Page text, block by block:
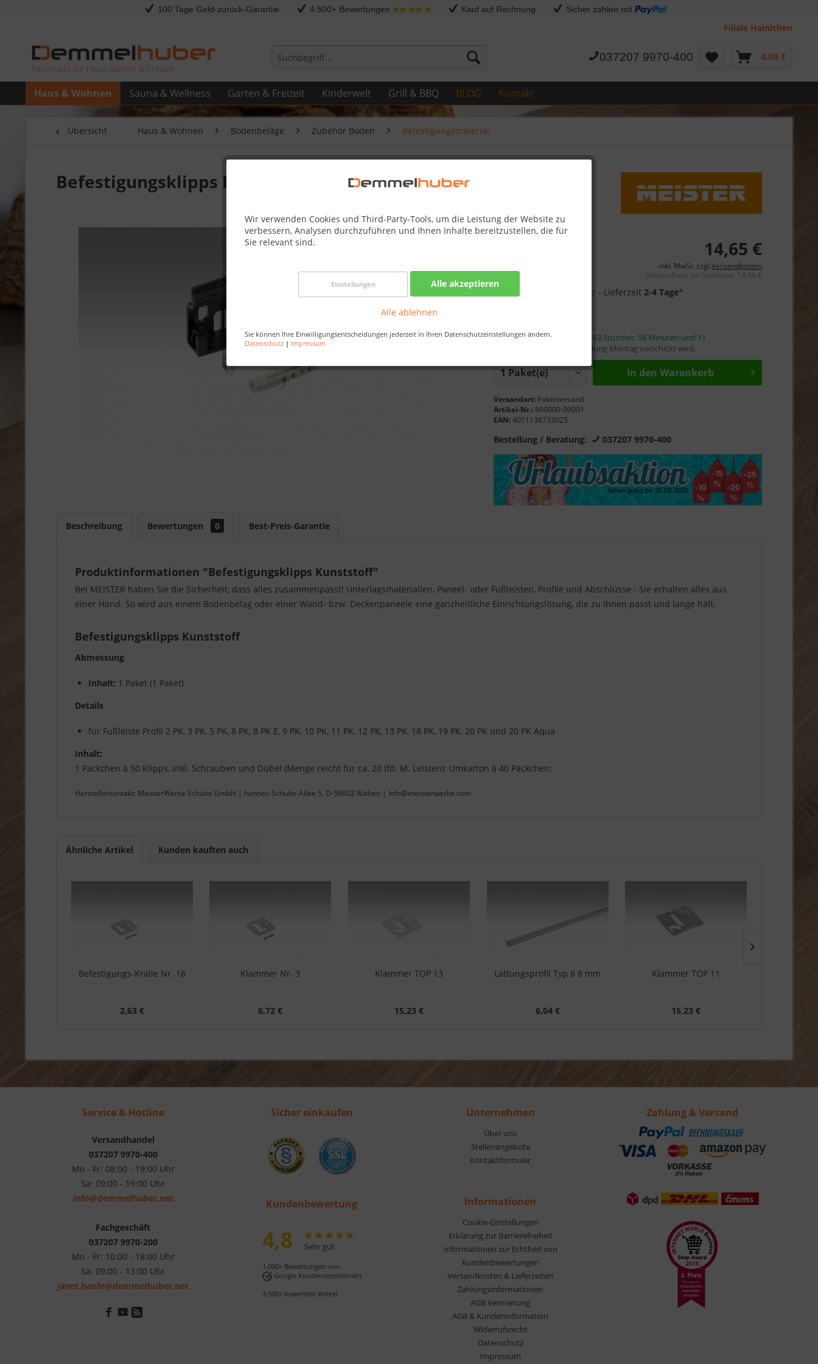
100 Tage Geld-zurück-Garantie 4.500+ Bewertungen Kauf auf Rechnung Sicher zahlen mit
Filiale Hainichen
Fachmarkt für Haus, Garten & Freizeit
037207 9970-400 0,00 €
Haus & Wohnen Sauna & Wellness Garten & Freizeit Kinderwelt Grill & BBQ BLOG Kontakt
Wir verwenden Cookies und Third-Party-Tools, um die Leistung der Website zu
verbessern, Analysen durchzuführen und Ihnen Inhalte bereitzustellen, die für
Sie relevant sind.
Einstellungen Alle akzeptieren
Alle ablehnen
Sie können Ihre Einwilligungsentscheidungen jederzeit in Ihren Datenschutzeinstellungen ändern.
Datenschutz | Impressum
Übersicht Haus & Wohnen Bodenbeläge Zubehör Boden Befestigungsmaterial
Befestigungsklipps Kunststoff
14,65 €
inkl. MwSt. zzgl.Versandkosten
Skonto-Preis bei Vorkasse: 14,36 €
Nur noch 40 auf Lager - Lieferzeit2-4 Tage*
Bestellen Sie innerhalb von 63 Stunden, 58 Minuten und 10
, damit die Bestellung Montag verschickt wird.
In den Warenkorb
Versandart: Paketversand
Artikel-Nr.: 800000-00001
EAN:4011138733025
Bestellung / Beratung: 037207 9970-400
Beschreibung Bewertungen 0 Best-Preis-Garantie
Produktinformationen "Befestigungsklipps Kunststoff"
Bei MEISTER haben Sie die Sicherheit, dass alles zusammenpasst! Unterlagsmaterialien, Paneel- oder Fußleisten, Profile und Abschlüsse - Sie erhalten alles aus
einer Hand. So wird aus einem Bodenbelag oder einer Wand- bzw. Deckenpaneele eine ganzheitliche Einrichtungslösung, die zu Ihnen passt und lange hält.
Befestigungsklipps Kunststoff
Abmessung
Inhalt: 1 Paket (1 Paket)
Details
für Fußleiste Profil 2 PK, 3 PK, 5 PK, 8 PK, 8 PK E, 9 PK, 10 PK, 11 PK, 12 PK, 13 PK, 18 PK, 19 PK, 20 PK und 20 PK Aqua
Inhalt:
1 Päckchen à 50 Klipps, inkl. Schrauben und Dübel (Menge reicht für ca. 20 lfd. M. Leisten): Umkarton à 40 Päckchen:
Herstellerkontakt: MeisterWerke Schulte GmbH | hannes-Schulte-Allee 5, D-59602 Rüthen | info@meisterwerke.com
Ähnliche Artikel Kunden kauften auch
Befestigungs-Kralle Nr. 18
2,63 €
Klammer Nr. 3
6,72 €
Klammer TOP 13
15,23 €
Lattungsprofil Typ 8 8 mm
6,04 €
Klammer TOP 11
15,23 €
Service & Hotline
Versandhandel
037207 9970-400
Mo - Fr: 08:00 - 19:00 Uhr
Sa: 09:00 - 19:00 Uhr
info@demmelhuber.net
Fachgeschäft
037207 9970-200
Mo - Fr: 10:00 - 18:00 Uhr
Sa: 09:00 - 13:00 Uhr
janet.haufe@demmelhuber.net
Sicher einkaufen
Kundenbewertung
4,8 Sehr gut
1.000+ Bewertungen von
Google Kundenrezensionen
3.500+ bewertete Artikel
Unternehmen
Über uns
Stellenangebote
Kontaktformular
Informationen
Cookie-Einstellungen
Erklärung zur Barrierefreiheit
Informationen zur Echtheit von
Kundenbewertungen
Versandkosten & Lieferzeiten
Zahlungsinformationen
AGB Vermietung
AGB & Kundeninformation
Widerrufsrecht
Datenschutz
Impressum
Zahlung & Versand